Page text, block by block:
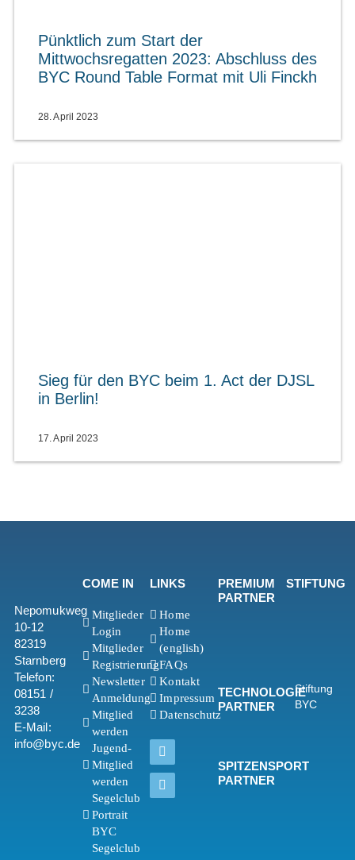
Pünktlich zum Start der
Mittwochsregatten 2023: Abschluss des
BYC Round Table Format mit Uli Finckh
28. April 2023
Sieg für den BYC beim 1. Act der DJSL
in Berlin!
17. April 2023
Nepomukweg
10-12
82319
Starnberg
Telefon:
08151 /
3238
E-Mail:
info@byc.de
COME IN
Mitglieder
Login
Mitglieder
Registrierung
Newsletter
Anmeldung
Mitglied
werden
Jugend-
Mitglied
werden
Segelclub
Portrait
BYC
Segelclub
LINKS
Home
Home
(english)
FAQs
Kontakt
Impressum
Datenschutz
PREMIUM
PARTNER
TECHNOLOGIE
PARTNER
SPITZENSPORT
PARTNER
STIFTUNG
Stiftung
BYC